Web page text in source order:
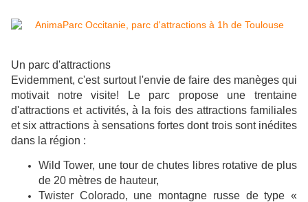
Un parc d'attractions
Evidemment, c'est surtout l'envie de faire des manèges qui
motivait notre visite! Le parc propose une trentaine
d'attractions et activités, à la fois des attractions familiales
et six attractions à sensations fortes dont trois sont inédites
dans la région :
Wild Tower, une tour de chutes libres rotative de plus
de 20 mètres de hauteur,
Twister Colorado, une montagne russe de type «